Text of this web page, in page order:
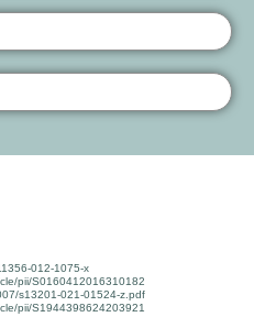
012-1075-x
pii/S0160412016310182
s13201-021-01524-z.pdf
pii/S1944398624203921